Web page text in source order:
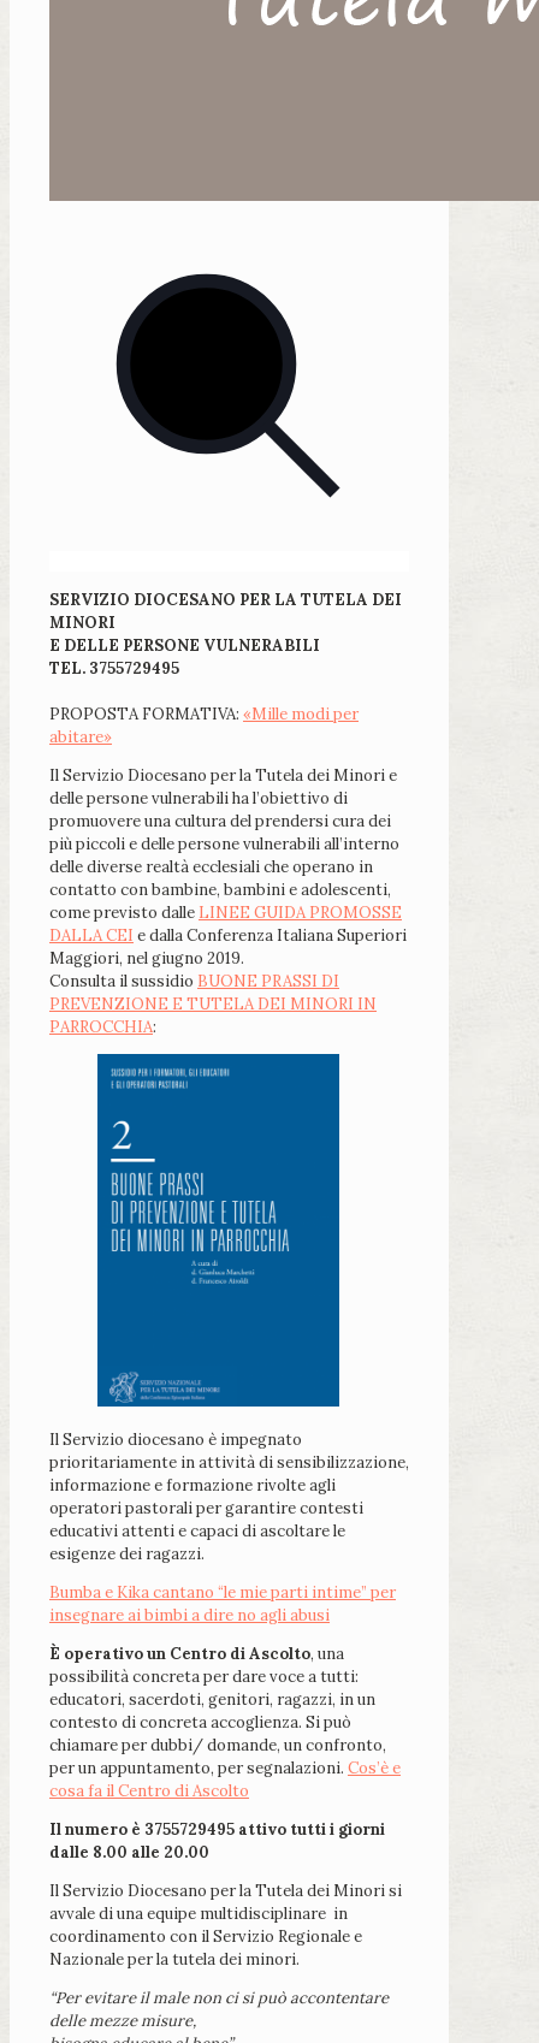
SERVIZIO DIOCESANO PER LA TUTELA DEI
MINORI
E DELLE PERSONE VULNERABILI
TEL. 3755729495
PROPOSTA FORMATIVA: «Mille modi per
abitare»
Il Servizio Diocesano per la Tutela dei Minori e
delle persone vulnerabili ha l’obiettivo di
promuovere una cultura del prendersi cura dei
più piccoli e delle persone vulnerabili all’interno
delle diverse realtà ecclesiali che operano in
contatto con bambine, bambini e adolescenti,
come previsto dalle LINEE GUIDA PROMOSSE
DALLA CEI e dalla Conferenza Italiana Superiori
Maggiori, nel giugno 2019.
Consulta il sussidio BUONE PRASSI DI
PREVENZIONE E TUTELA DEI MINORI IN
PARROCCHIA:
Il Servizio diocesano è impegnato
prioritariamente in attività di sensibilizzazione,
informazione e formazione rivolte agli
operatori pastorali per garantire contesti
educativi attenti e capaci di ascoltare le
esigenze dei ragazzi.
Bumba e Kika cantano “le mie parti intime” per
insegnare ai bimbi a dire no agli abusi
È operativo un Centro di Ascolto, una
possibilità concreta per dare voce a tutti:
educatori, sacerdoti, genitori, ragazzi, in un
contesto di concreta accoglienza. Si può
chiamare per dubbi/ domande, un confronto,
per un appuntamento, per segnalazioni. Cos’è e
cosa fa il Centro di Ascolto
Il numero è 3755729495 attivo tutti i giorni
dalle 8.00 alle 20.00
Il Servizio Diocesano per la Tutela dei Minori si
avvale di una equipe multidisciplinare in
coordinamento con il Servizio Regionale e
Nazionale per la tutela dei minori.
“Per evitare il male non ci si può accontentare
delle mezze misure,